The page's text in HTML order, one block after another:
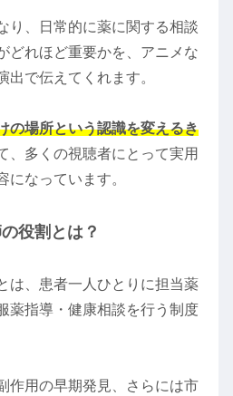
り、日常的に薬に関する相談
どれほど重要かを、アニメな
出で伝えてくれます。
の場所という認識を変えるき
、多くの視聴者にとって実用
になっています。
役割とは？
は、患者一人ひとりに担当薬
薬指導・健康相談を行う制度
作用の早期発見、さらには市